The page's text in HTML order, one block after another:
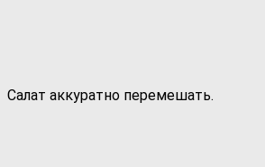
Салат аккуратно перемешать.